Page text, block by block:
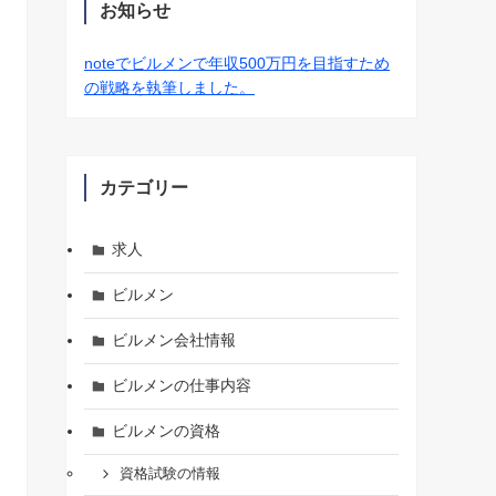
お知らせ
noteでビルメンで年収500万円を目指すため
の戦略を執筆しました。
カテゴリー
求人
ビルメン
ビルメン会社情報
ビルメンの仕事内容
ビルメンの資格
資格試験の情報